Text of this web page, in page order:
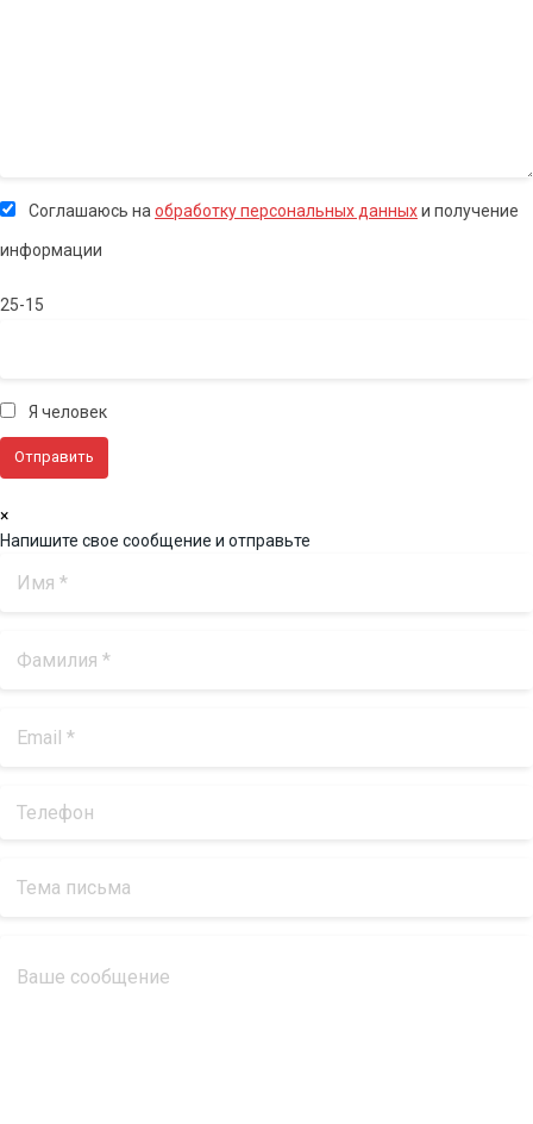
Соглашаюсь на обработку персональных данныхи получение
информации
25-15
Я человек
×
Напишите свое сообщение и отправьте